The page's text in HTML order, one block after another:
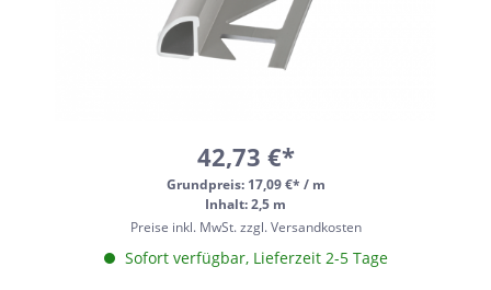
42,73 €*
Grundpreis: 17,09 €* / m
Inhalt: 2,5 m
Preise inkl. MwSt. zzgl. Versandkosten
Sofort verfügbar, Lieferzeit 2-5 Tage